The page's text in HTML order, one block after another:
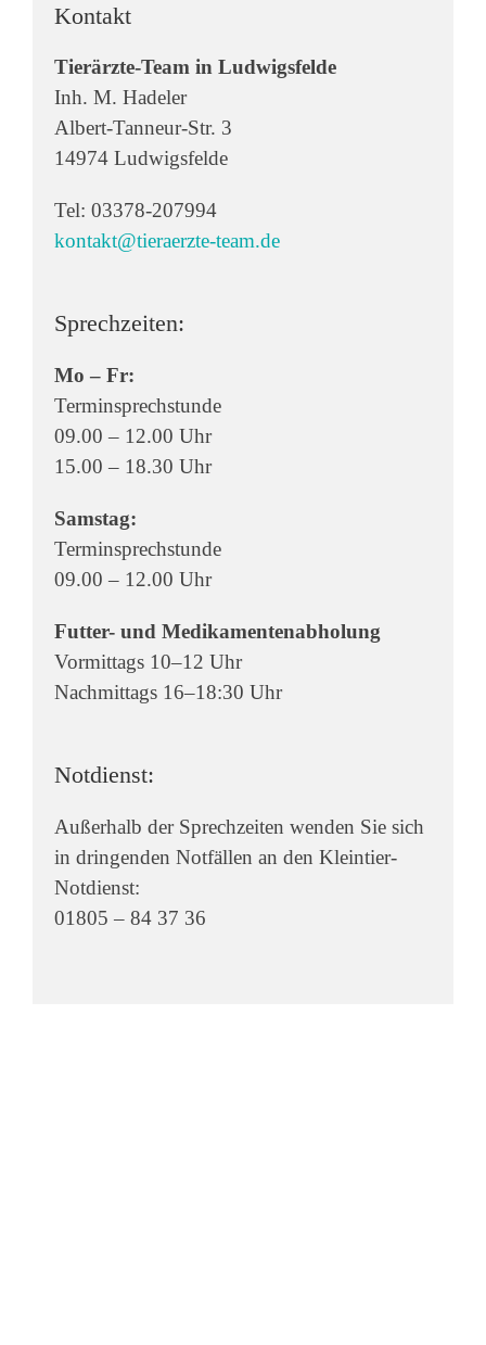
Kontakt
Tierärzte-Team in Ludwigsfelde
Inh. M. Hadeler
Albert-Tanneur-Str. 3
14974 Ludwigsfelde
Tel: 03378-207994
kontakt@tieraerzte-team.de
Sprechzeiten:
Mo – Fr:
Terminsprechstunde
09.00 – 12.00 Uhr
15.00 – 18.30 Uhr
Samstag:
Terminsprechstunde
09.00 – 12.00 Uhr
Futter- und Medikamentenabholung
Vormittags 10–12 Uhr
Nachmittags 16–18:30 Uhr
Notdienst:
Außerhalb der Sprechzeiten wenden Sie sich
in dringenden Notfällen an den Kleintier-
Notdienst:
01805 – 84 37 36